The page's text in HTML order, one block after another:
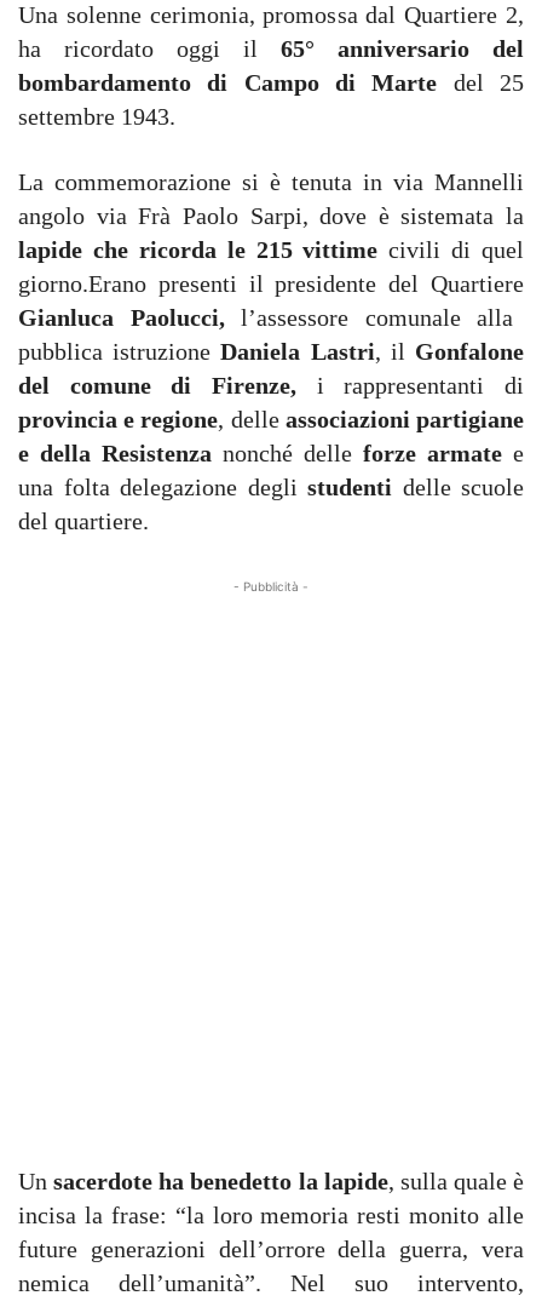
Una solenne cerimonia, promossa dal Quartiere 2,
ha ricordato oggi il 65° anniversario del
bombardamento di Campo di Marte del 25
settembre 1943.
La commemorazione si è tenuta in via Mannelli
angolo via Frà Paolo Sarpi, dove è sistemata la
lapide che ricorda le 215 vittime civili di quel
giorno.Erano presenti il presidente del Quartiere
Gianluca Paolucci,l’assessore comunale alla
pubblica istruzioneDaniela Lastri, il Gonfalone
del comune di Firenze, i rappresentanti di
provincia e regione, delle associazioni partigiane
e della Resistenza nonché delle forze armate e
una folta delegazione degli studenti delle scuole
del quartiere.
- Pubblicità -
Un sacerdote ha benedetto la lapide, sulla quale è
incisa la frase: “la loro memoria resti monito alle
future generazioni dell’orrore della guerra, vera
nemica dell’umanità”. Nel suo intervento,